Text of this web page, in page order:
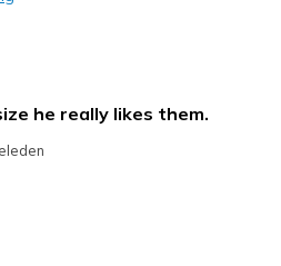
he really likes them.